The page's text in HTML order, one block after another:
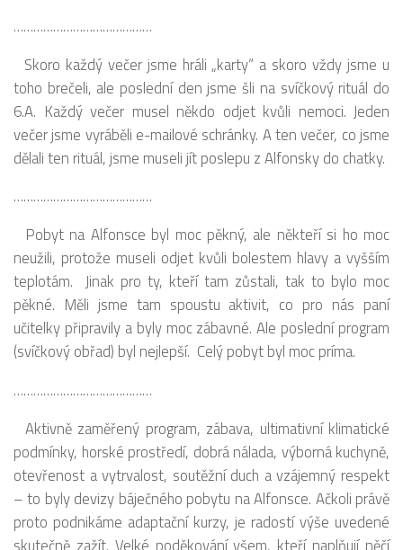
……………………………………
Skoro každý večer jsme hráli „karty“ a skoro vždy jsme u
toho brečeli, ale poslední den jsme šli na svíčkový rituál do
6.A. Každý večer musel někdo odjet kvůli nemoci. Jeden
večer jsme vyráběli e-mailové schránky. A ten večer, co jsme
dělali ten rituál, jsme museli jít poslepu z Alfonsky do chatky.
……………………………………
Pobyt na Alfonsce byl moc pěkný, ale někteří si ho moc
neužili, protože museli odjet kvůli bolestem hlavy a vyšším
teplotám. Jinak pro ty, kteří tam zůstali, tak to bylo moc
pěkné. Měli jsme tam spoustu aktivit, co pro nás paní
učitelky připravily a byly moc zábavné. Ale poslední program
(svíčkový obřad) byl nejlepší. Celý pobyt byl moc príma.
……………………………………
Aktivně zaměřený program, zábava, ultimativní klimatické
podmínky, horské prostředí, dobrá nálada, výborná kuchyně,
otevřenost a vytrvalost, soutěžní duch a vzájemný respekt
– to byly devizy báječného pobytu na Alfonsce. Ačkoli právě
proto podnikáme adaptační kurzy, je radostí výše uvedené
skutečně zažít. Velké poděkování všem, kteří naplňují něčí